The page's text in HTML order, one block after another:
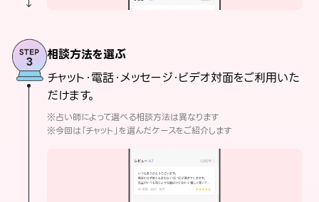
相談方法を選ぶ
チャット・電話・メッセージ・ビデオ対面をご利用いた
だけます。
※占い師によって選べる相談方法は異なります
※今回は「チャット」を選んだケースをご紹介します